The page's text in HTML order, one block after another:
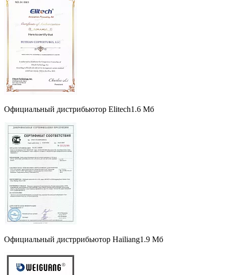
Официальный дистрибьютор Elitech1.6 Мб
Официальный дистррибьютор Hailiang1.9 Мб